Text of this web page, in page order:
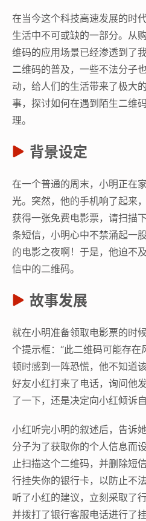
在当今这个科技高速发展的时
生活中不可或缺的一部分。从
维码的应用场景已经渗透到了
二维码的普及，一些不法分子
动，给人们的生活带来了极大
事，探讨如何在遇到陌生二维
理。
背景设定
在一个普通的周末，小明正在
光。突然，他的手机响了起来
获得一张免费电影票，请扫描
条短信，小明心中不禁涌起一
的电影之夜啊！于是，他迫不
信中的二维码。
故事发展
就在小明准备领取电影票的时
个提示框：“此二维码可能存在
顿时感到一阵恐慌，他不知道
好友小红打来了电话，询问他
了一下，还是决定向小红倾诉自
小红听完小明的叙述后，告诉
分子为了获取你的个人信息而
止扫描这个二维码，并删除短
行挂失你的银行卡，以防止不
听了小红的建议，立刻采取了
并拨打了银行客服电话进行了挂